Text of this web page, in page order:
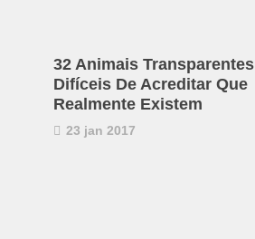
32 Animais Transparentes
Difíceis De Acreditar Que
Realmente Existem
23 jan 2017